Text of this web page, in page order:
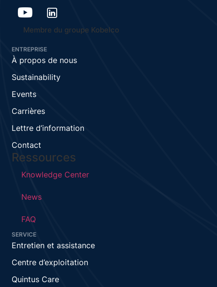
Membre du groupe Kobelco
ENTREPRISE
À propos de nous
Sustainability
Events
Carrières
Lettre d’information
Contact
Ressources
Knowledge Center
News
FAQ
SERVICE
Entretien et assistance
Centre d’exploitation
Quintus Care